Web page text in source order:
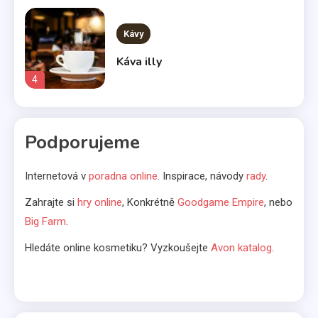
4
Kávy
Káva illy
Vo svetle reflektorov
Bábätká
nenechávajte na náhodu
Podporujeme
Internetová v poradna online. Inspirace, návody rady.
Zahrajte si hry online, Konkrétně Goodgame Empire, nebo
Big Farm.
Hledáte online kosmetiku? Vyzkoušejte Avon katalog.